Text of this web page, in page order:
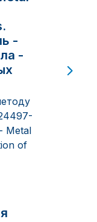
-
-
Metal
of